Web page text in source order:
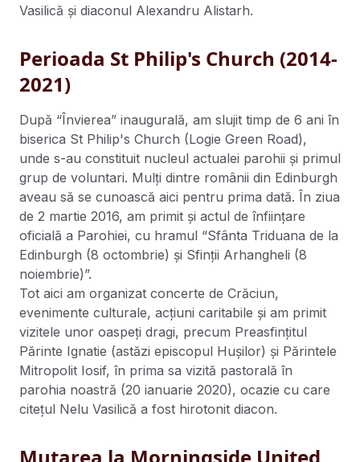
Vasilică și diaconul Alexandru Alistarh.
Perioada St Philip's Church (2014-
2021)
După “Învierea” inaugurală, am slujit timp de 6 ani în
biserica St Philip's Church (Logie Green Road),
unde s-au constituit nucleul actualei parohii și primul
grup de voluntari. Mulți dintre românii din Edinburgh
aveau să se cunoască aici pentru prima dată. În ziua
de 2 martie 2016, am primit și actul de înființare
oficială a Parohiei, cu hramul “Sfânta Triduana de la
Edinburgh (8 octombrie) și Sfinții Arhangheli (8
noiembrie)”.
Tot aici am organizat concerte de Crăciun,
evenimente culturale, acțiuni caritabile și am primit
vizitele unor oaspeți dragi, precum Preasfințitul
Părinte Ignatie (astăzi episcopul Hușilor) și Părintele
Mitropolit Iosif, în prima sa vizită pastorală în
parohia noastră (20 ianuarie 2020), ocazie cu care
citețul Nelu Vasilică a fost hirotonit diacon.